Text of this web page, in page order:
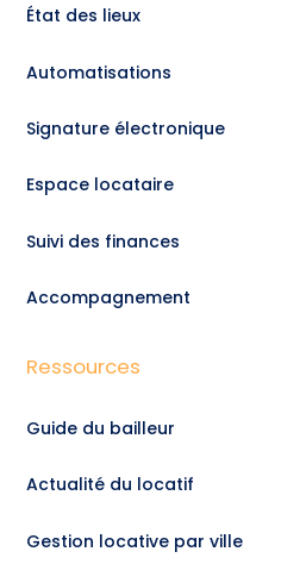
État des lieux
Automatisations
Signature électronique
Espace locataire
Suivi des finances
Accompagnement
Ressources
Guide du bailleur
Actualité du locatif
Gestion locative par ville